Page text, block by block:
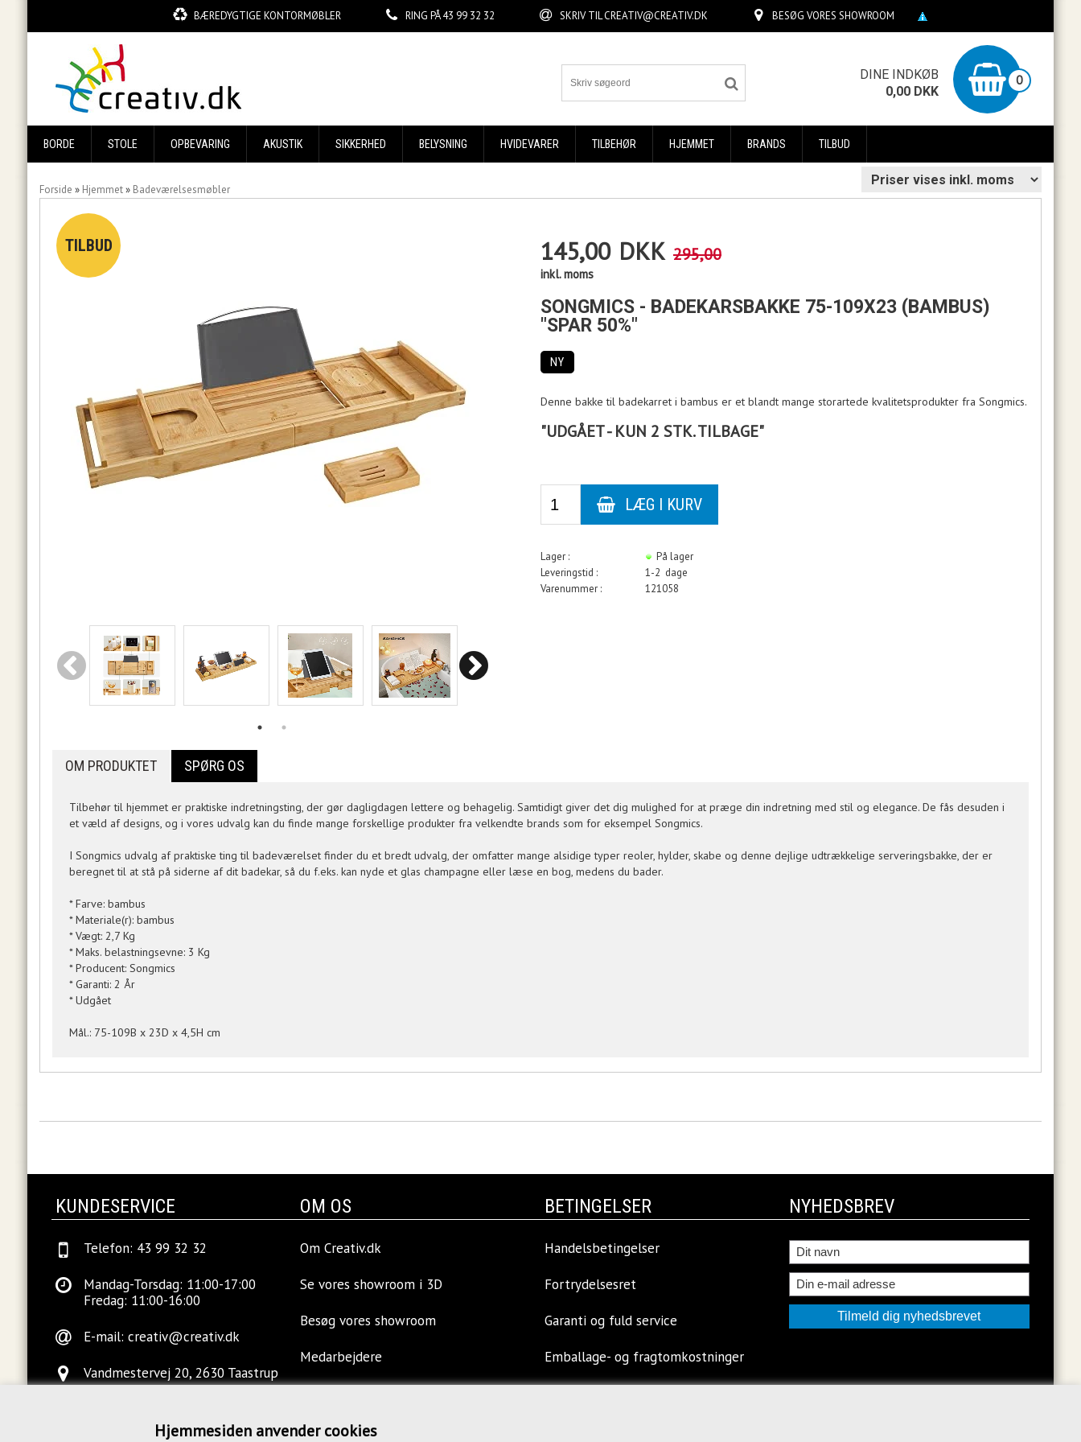
Hjemmesiden anvender cookies
BÆREDYGTIGE KONTORMØBLER RING PÅ43 99 32 32 SKRIV TILCREATIV@CREATIV.DK BESØG VORES SHOWROOM
DINE INDKØB 0
0,00 DKK
BORDE STOLE OPBEVARING AKUSTIK SIKKERHED BELYSNING HVIDEVARER TILBEHØR HJEMMET BRANDS TILBUD
Forside » Hjemmet» Badeværelsesmøbler
145,00 DKK 295,00
inkl. moms
SONGMICS - BADEKARSBAKKE 75-109X23 (BAMBUS)
"SPAR 50%"
NY
Denne bakke til badekarret i bambus er et blandt mange storartede kvalitetsprodukter fra Songmics.
"UDGÅET - KUN 2 STK. TILBAGE"
Lager :
På lager
Leveringstid :
1-2 dage
Varenummer :
121058
OM PRODUKTET SPØRG OS
Tilbehør til hjemmet er praktiske indretningsting, der gør dagligdagen lettere og behagelig. Samtidigt giver det dig mulighed for at præge din indretning med stil og elegance. De fås desuden i
et væld af designs, og i vores udvalg kan du finde mange forskellige produkter fra velkendte brands som for eksempel Songmics.
I Songmics udvalg af praktiske ting til badeværelset finder du et bredt udvalg, der omfatter mange alsidige typer reoler, hylder, skabe og denne dejlige udtrækkelige serveringsbakke, der er
beregnet til at stå på siderne af dit badekar, så du f.eks. kan nyde et glas champagne eller læse en bog, medens du bader.
* Farve: bambus
* Materiale(r): bambus
* Vægt: 2,7 Kg
* Maks. belastningsevne: 3 Kg
* Producent: Songmics
* Garanti: 2 År
* Udgået
Mål.: 75-109B x 23D x 4,5H cm
KUNDESERVICE
Telefon: 43 99 32 32
Mandag-Torsdag: 11:00-17:00
Fredag: 11:00-16:00
E-mail: creativ@creativ.dk
Vandmestervej 20, 2630 Taastrup
OM OS
Om Creativ.dk
Se vores showroom i 3D
Besøg vores showroom
Medarbejdere
Kontakt os
BETINGELSER
Handelsbetingelser
Fortrydelsesret
Garanti og fuld service
Emballage- og fragtomkostninger
NYHEDSBREV